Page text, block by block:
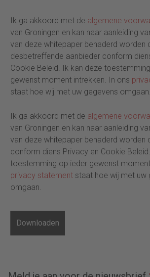
Ik ga akkoord met de algemene
van Groningen en kan naar aanleiding
van deze whitepaper benaderd worden
desbetreffende aanbieder conform
Cookie Beleid. Ik kan deze
gewenst moment intrekken. In ons
staat hoe wij met uw gegevens omgaan.
Ik ga akkoord met de algemene
van Groningen en kan naar aanleiding
van deze whitepaper benaderd worden
conform diens Privacy en Cookie
toestemming op ieder gewenst
privacy statement staat hoe wij met uw
omgaan.